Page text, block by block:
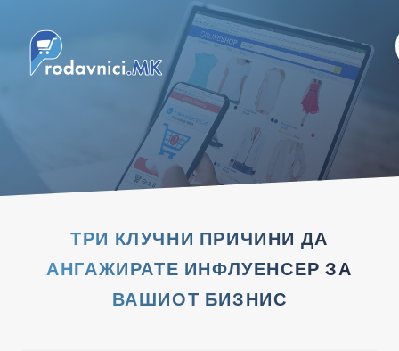
ТРИ КЛУЧНИ ПРИЧИНИ ДА
АНГАЖИРАТЕ ИНФЛУЕНСЕР ЗА
ВАШИОТ БИЗНИС